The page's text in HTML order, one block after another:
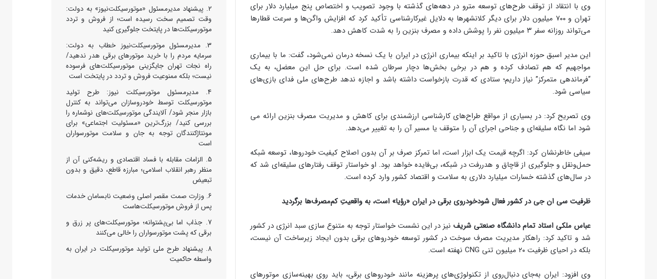
وی با انتقاد از توقف طرح‌های توسعه مترو در دهه‌های گذشته با وجود تصویب و اختصاص پنج میلیارد دلار برای
تهران و ۷۰۰ میلیون دلار برای دیگر کلانشهرها به دلایل غیرکارشناسی تأکید کرد که افزایش واگن‌ها و سرعت قطارها
می‌تواند روزانه سفر ۳ میلیون نفر را پوشش داده و مصرف بنزین را به شدت کاهش دهد.
این مدیر اسبق حوزه انرژی با تاکید بر اینکه بیماری انرژی در ایران با یک نسخه درمان نمی‌شود، گفت: ما با بیماری
مواجهیم که هم تصادف کرده و هم در برخی بخش‌ها دچار سرطان شده است. برای حل این معضل، به یک
“فرماندهی متمرکز” نیاز داریم؛ ستادی که قدرت بازخواست داشته باشد و اجازه ندهد طرح‌های ملی فدای بازی‌های
سیاسی شود.
وی تصریح کرد: در بسیاری از مواقع طراح‌های کارشناسی ارزشمندی برای کاهش و مدیریت مصرف بنزین ارائه می
شود اما نگاه سلیقه‌ای و جناحی اجرای آن را متوقف یا مسیر آن را به تغییر می‌دهد.
سیفی خاطرنشان کرد: اگرچه قیمت یک ابزار است، اما تمرکز صرف بر آن بدون اصلاح کیفیت خودروها، توسعه شبکه
حمل‌ونقل و جلوگیری از قاچاق و هدررفت در شبکه، بی‌فایده خواهد بود. او خواستار توقف رفتارهای سلیقه‌ای شد که
در سال‌های گذشته خسارات میلیارد دلاری به سلامت و اقتصاد کشور وارد کرده است.
ظرفیت سی ان جی در کشور فعال شودخودروی برقی در ایران «رؤیا» است، به واقعیتِ کم‌مصرف‌ها برگردید
عباس ملکی استاد تمام دانشگاه صنعتی شریفنیز در این نشست خواستار توجه به متنوع سازی سبد انرژی در کشور
شد و تاکید کرد: راهکار مدیریت مصرف سوخت در کشور توسعه خودروهای برقی بدون ایجاد زیرساخت آن نیست،
بلکه در احیای ظرفیت ۲۰ میلیون تنی CNG نهفته است.
وی افزود: ایران به‌جای دنبال‌روی از تکنولوژی‌های پرهزینه مانند خودروهای برقی، باید روی بهینه‌سازی موتورهای
پیشنهاد مدیرمسئول «موتورسیکلت‌نیوز» به دولت:
وقت تصمیم سخت رسیده است؛ از فروش و تردد
موتورسیکلت‌ها در پایتخت جلوگیری کنید
مدیرمسئول موتورسیکلت‌نیوز خطاب به دولت:
سرمایه مردم را با خرید موتورهای برقی هدر ندهید/
راه نجات تهران جایگزینی موتورسیکلت‌های فرسوده
نیست؛ بلکه ممنوعیت فروش و تردد در پایتخت است
مدیرمسئول موتورسیکلت نیوز: طرح تولید
موتورسیکلت توسط خودروسازان می‌تواند به کنترل
بازار منجر شود/ آلایندگی موتورسیکلت‌های نوشماره را
بررسی کنید/ بزرگ‌ترین «مسئولیت اجتماعی» برای
مونتاژکنندگان توجه به جان و سلامت موتورسواران
است
الزامات مقابله با فساد اقتصادی و ریشه‌کنی آن از
منظر رهبر انقلاب اسلامی؛ مبارزه قاطع، دقیق و بدون
تبعیض
وزارت صمت مقصر اصلی وضعیت نابسامان خدمات
پس از فروش موتورسیکلت‌هاست
جذاب اما بی‌پشتوانه؛ موتورسیکلت‌های پر زرق‌ و
برقی که پشت موتورسواران را خالی می‌کنند
پیشنهاد طرح ملی تولید موتورسیکلت در ایران به
واسطه حاکمیت